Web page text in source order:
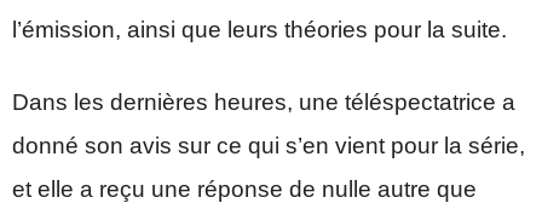
l’émission, ainsi que leurs théories pour la suite.
Dans les dernières heures, une téléspectatrice a
donné son avis sur ce qui s’en vient pour la série,
et elle a reçu une réponse de nulle autre que